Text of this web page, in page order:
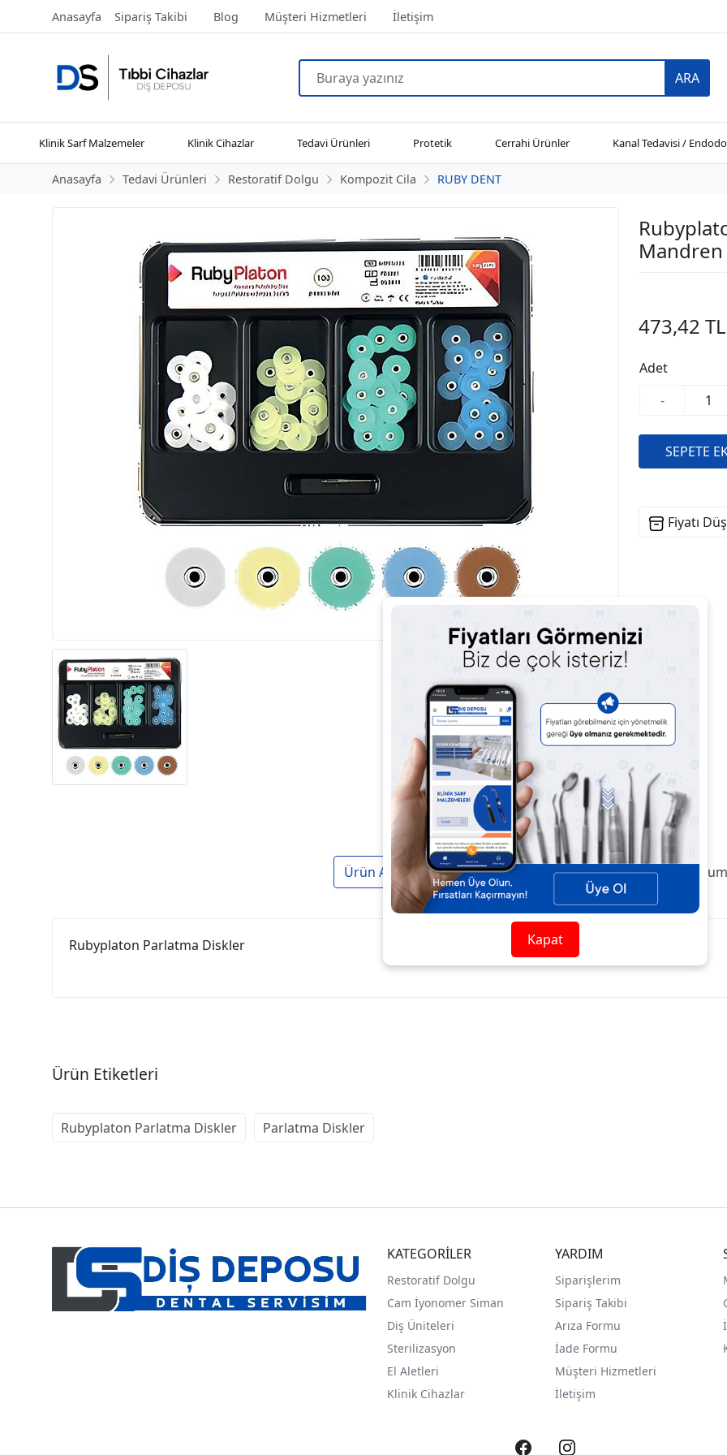
Anasayfa Sipariş Takibi Blog Müşteri Hizmetleri İletişim
ARA
Klinik Sarf Malzemeler Klinik Cihazlar Tedavi Ürünleri Protetik Cerrahi Ürünler Kanal Tedavisi /
Anasayfa Tedavi Ürünleri Restoratif Dolgu Kompozit Cila RUBY DENT
Mandren
473,42 TL
Adet
-
Fiyatı
Ürün Açıklaması Taksit / Ödeme Seçenekleri Ürün
Rubyplaton Parlatma Diskler
Ürün Etiketleri
Rubyplaton Parlatma Diskler Parlatma Diskler
KATEGORİLER
Restoratif Dolgu
Cam İyonomer Siman
Diş Üniteleri
Sterilizasyon
El Aletleri
Klinik Cihazlar
YARDIM
Siparişlerim
Sipariş Takibi
Arıza Formu
İade Formu
Müşteri Hizmetleri
İletişim
Kapat